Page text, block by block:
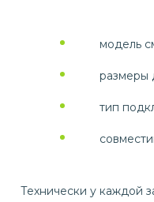
модель
размеры
тип
Технически у каждой